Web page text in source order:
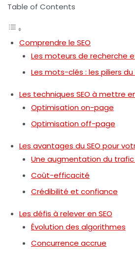
Table of Contents
Comprendre le SEO
Les moteurs de recherche
Les mots-clés : les piliers du
Les techniques SEO à mettre
Optimisation on-page
Optimisation off-page
Les avantages du SEO pour
Une augmentation du
Coût-efficacité
Crédibilité et confiance
Les défis à relever en SEO
Évolution des algorithmes
Concurrence accrue